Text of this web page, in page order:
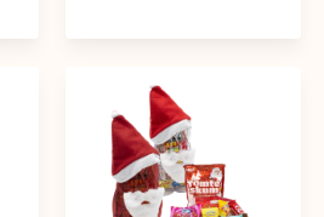
melass, VETEMJÖL, kokos, vatten,
lakritsextrakt, kakaopulver,
emulgeringsmedel (E471),
kokosolja, ytbehandlingsmedel (E901),
(kJ) 1586 kJ, Energi (kcal) 375 kcal, Fett
81g, Varav socker 64g, Protein